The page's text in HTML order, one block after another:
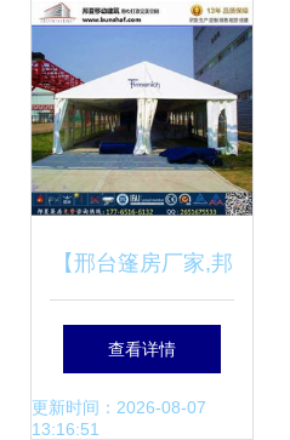
【邢台篷房厂家,邦
夏蓬房六角大蓬,彩
色棚房出租】-
查看详情
更新时间：2026-08-07
13:16:51